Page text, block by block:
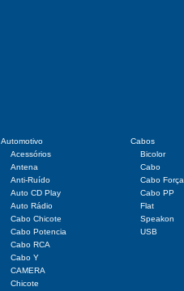
Automotivo
Acessórios
Antena
Anti-Ruído
Auto CD Play
Auto Rádio
Cabo Chicote
Cabo Potencia
Cabo RCA
Cabo Y
CAMERA
Chicote
Cabos
Bicolor
Cabo
Cabo Força
Cabo PP
Flat
Speakon
USB